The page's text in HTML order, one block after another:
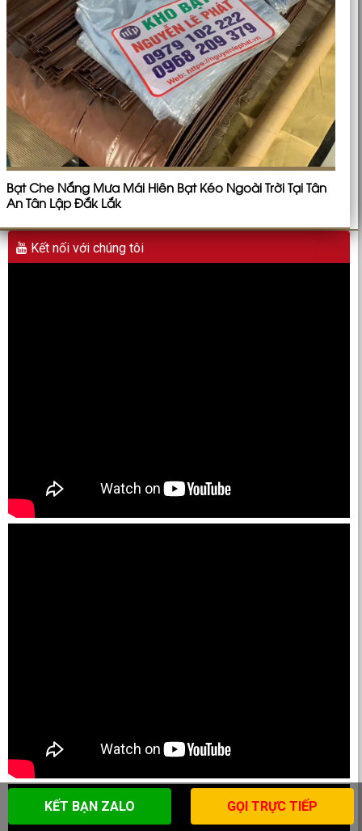
Bạt Che Nắng Mưa Mái Hiên Bạt Kéo Ngoài Trời Tại Tân
An Tân Lập Đắk Lắk
Kết nối với chúng tôi
KẾT BẠN ZALO GỌI TRỰC TIẾP